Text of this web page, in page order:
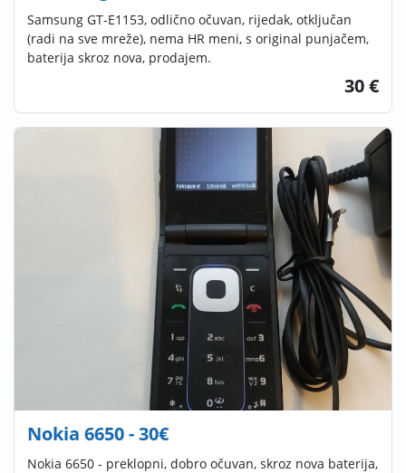
Samsung GT-E1153, odlično očuvan, rijedak, otključan
(radi na sve mreže), nema HR meni, s original punjačem,
baterija skroz nova, prodajem.
30 €
Nokia 6650 - 30€
Nokia 6650 - preklopni, dobro očuvan, skroz nova baterija,